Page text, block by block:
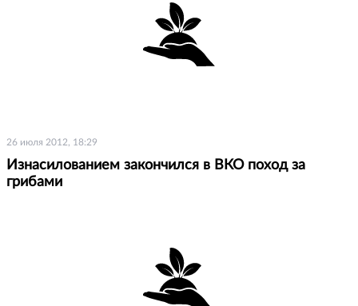
26 июля 2012, 18:29
Изнасилованием закончился в ВКО поход за
грибами